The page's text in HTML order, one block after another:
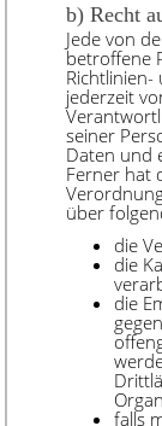
b) Recht
Jede von
betroffene
jederzeit
seiner
Daten und
Ferner hat
über
die
die
die
falls